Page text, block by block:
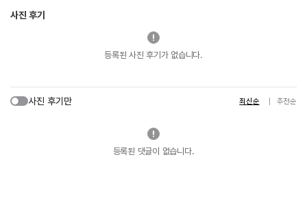
사진 후기
등록된 사진 후기가 없습니다.
사진 후기만 최신순 추천순
등록된 댓글이 없습니다.